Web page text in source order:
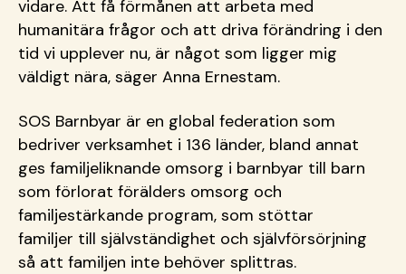
vidare. Att få förmånen att arbeta med
humanitära frågor och att driva förändring i den
tid vi upplever nu, är något som ligger mig
väldigt nära, säger Anna Ernestam.
SOS Barnbyar är en global federation som
bedriver verksamhet i 136 länder, bland annat
ges familjeliknande omsorg i barnbyar till barn
som förlorat förälders omsorg och
familjestärkande program, som stöttar
familjer till självständighet och självförsörjning
så att familjen inte behöver splittras.